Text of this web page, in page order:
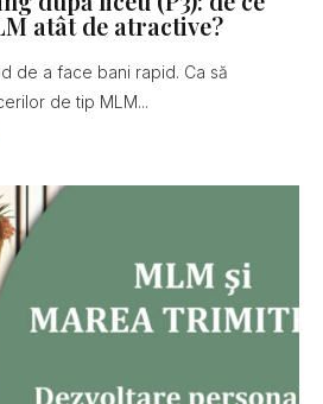
atât de atractive?
de a face bani rapid. Ca să
de tip MLM...